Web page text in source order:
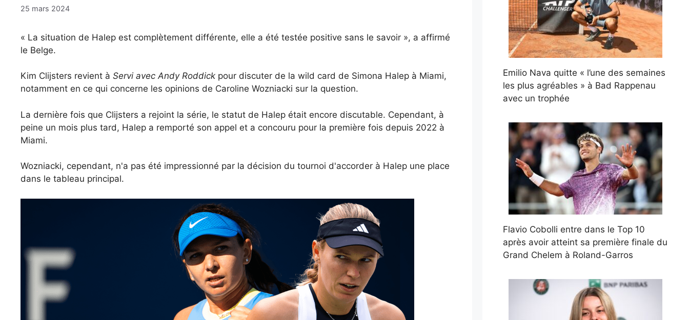
25 mars 2024
« La situation de Halep est complètement différente, elle a été testée positive sans le savoir », a affirmé
le Belge.
Kim Clijsters revient à Servi avec Andy Roddick pour discuter de la wild card de Simona Halep à Miami,
notamment en ce qui concerne les opinions de Caroline Wozniacki sur la question.
La dernière fois que Clijsters a rejoint la série, le statut de Halep était encore discutable. Cependant, à
peine un mois plus tard, Halep a remporté son appel et a concouru pour la première fois depuis 2022 à
Miami.
Wozniacki, cependant, n'a pas été impressionné par la décision du tournoi d'accorder à Halep une place
dans le tableau principal.
Emilio Nava quitte « l’une des semaines
les plus agréables » à Bad Rappenau
avec un trophée
Flavio Cobolli entre dans le Top 10
après avoir atteint sa première finale du
Grand Chelem à Roland-Garros